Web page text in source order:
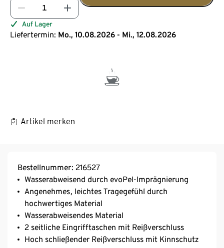
Auf Lager
Liefertermin: Mo., 10.08.2026 - Mi., 12.08.2026
Artikel merken
Bestellnummer: 216527
Wasserabweisend durch evoPel-Imprägnierung
Angenehmes, leichtes Tragegefühl durch
hochwertiges Material
Wasserabweisendes Material
2 seitliche Eingrifftaschen mit Reißverschluss
Hoch schließender Reißverschluss mit Kinnschutz